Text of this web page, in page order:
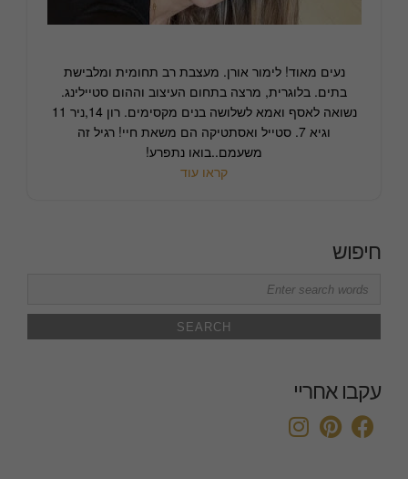
נעים מאוד! לימור אורן. מעצבת רב תחומית ומלבישת
בתים. בלוגרית, מרצה בתחום העיצוב וההום סטיילינג.
נשואה לאסף ואמא לשלושה בנים מקסימים. רון 14,ניר 11
וגיא 7. סטייל ואסתטיקה הם משאת חיי! רגיל זה
משעמם..בואו נתפרע!
קראו עוד
חיפוש
Search
עקבו אחריי